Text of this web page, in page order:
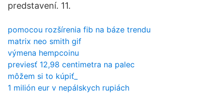
predstavení. 11.
pomocou rozšírenia fib na báze trendu
matrix neo smith gif
výmena hempcoinu
previesť 12,98 centimetra na palec
môžem si to kúpiť_
1 milión eur v nepálskych rupiách